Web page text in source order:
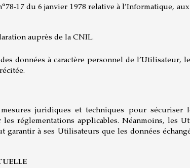
17 du 6 janvier 1978 relative à l’Informatique,
auprès de la CNIL.
des données à caractère personnel de
juridiques et techniques pour
les réglementations applicables. Néanmoins,
garantir à ses Utilisateurs que les données